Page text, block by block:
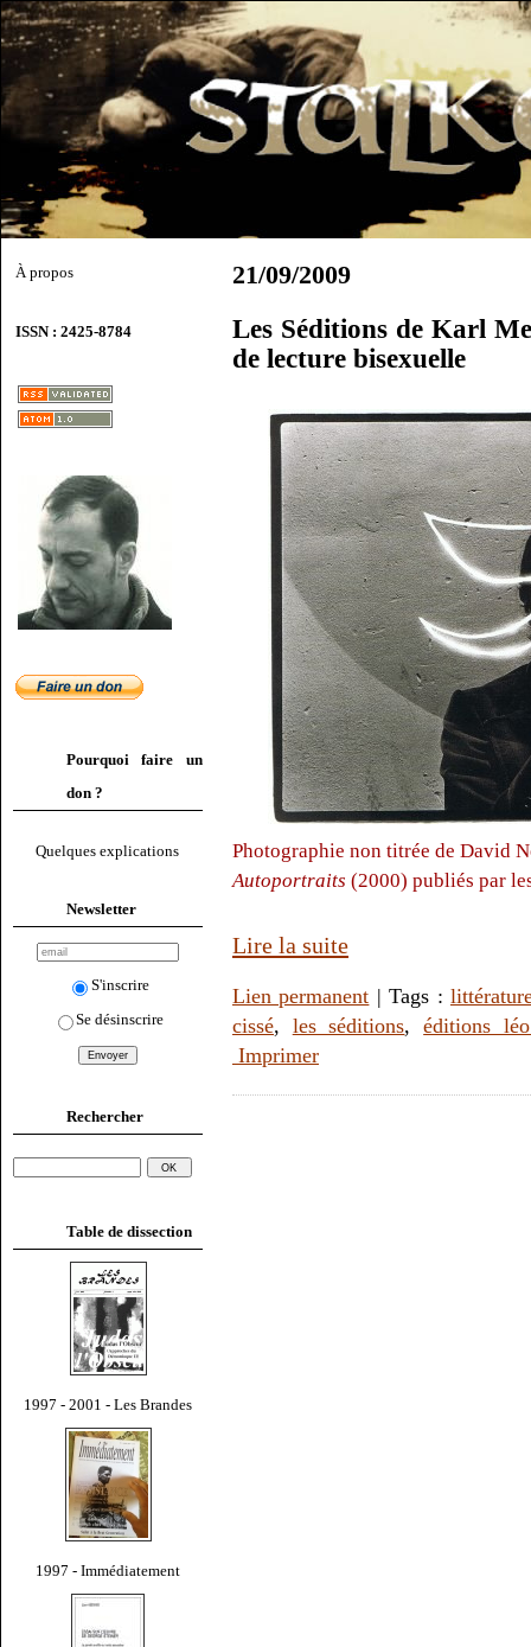
À propos
ISSN : 2425-8784
Pourquoi faire un
don ?
Quelques explications
Newsletter
S'inscrire
Se désinscrire
Rechercher
Table de dissection
1997 - 2001 - Les Brandes
1997 - Immédiatement
21/09/2009
Les Séditions de Karl
de lecture bisexuelle
Photographie non titrée de David
Autoportraits (2000) publiés par
Lire la suite
Lien permanent | Tags :
cissé, les séditions,éditions
Imprimer